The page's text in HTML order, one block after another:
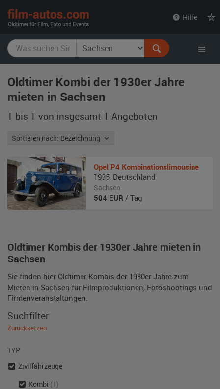
Hilfe
Oldtimer Kombi der 1930er Jahre
mieten in Sachsen
1 bis 1 von insgesamt 1 Angeboten
Sortieren nach: Bezeichnung
Oldtimer Kombis der 1930er Jahre mieten in
Sachsen
Sie finden hier Oldtimer Kombis der 1930er Jahre zum
Mieten in Sachsen für Filmproduktionen, Fotoshootings und
Firmenveranstaltungen.
Opel P4 Kombinationslimousine
1935, Deutschland
Sachsen
504 EUR / Tag
Suchfilter
Zurücksetzen
TYP
Zivilfahrzeuge
Kombi (1)